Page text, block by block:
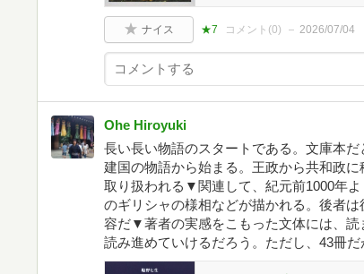
ナイス ★7 コメント(0) 2026/07/04
Ohe Hiroyuki
長い長い物語のスタートである。文庫本
建国の物語から始まる。王政から共和政
取り扱われる▼関連して、紀元前1000年
のギリシャの様相などが描かれる。後者
容だ▼著者の実感をこもった文体には、読
読み進めていけるだろう。ただし、43冊だ